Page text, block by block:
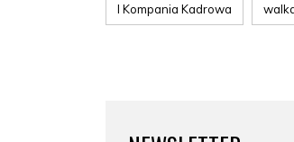
I Kompania Kadrowa